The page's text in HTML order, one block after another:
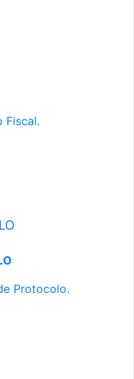
Fiscal.
Protocolo.